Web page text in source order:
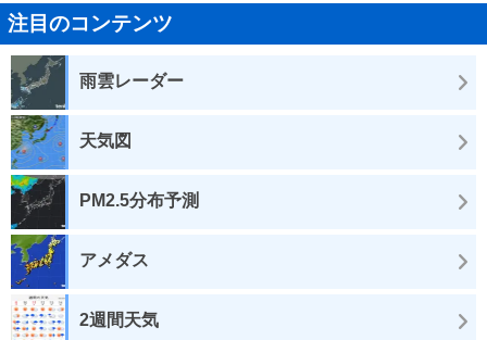
注目のコンテンツ
雨雲レーダー
天気図
PM2.5分布予測
アメダス
2週間天気